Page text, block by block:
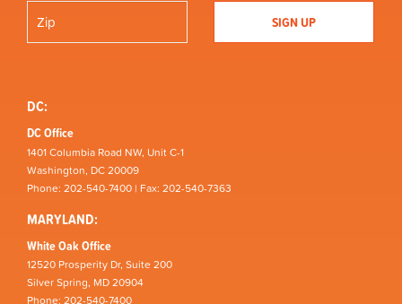
DC:
DC Office
1401 Columbia Road NW, Unit C-1
Washington, DC 20009
Phone: 202-540-7400 | Fax: 202-540-7363
MARYLAND:
White Oak Office
12520 Prosperity Dr, Suite 200
Silver Spring, MD 20904
Phone: 202-540-7400